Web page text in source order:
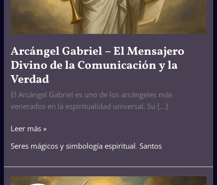
Arcángel Gabriel – El Mensajero
Divino de la Comunicación y la
Verdad
El Arcángel Gabriel es uno de los arcángeles más
venerados en la espiritualidad universal. Su […]
Comunicación
Verdad
Leer más »
Seres mágicos y simbología espiritual,Santos
San